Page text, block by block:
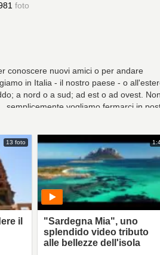
foto
conoscere nuovi amici o per andare
in Italia - il nostro paese - o
a nord o a sud; ad est o ad ovest.
semplicemente vogliamo fermarci in
13 foto
il
"Sardegna Mia", uno
splendido video tributo
alle bellezze dell'isola